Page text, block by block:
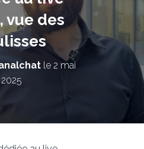
vue des
le 2 mai
2025